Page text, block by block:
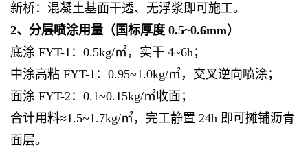
新桥：混凝土基面干透、无浮浆即可施工。
2、分层喷涂用量（国标厚度 0.5~0.6mm）
底涂 FYT-1：0.5kg/㎡，实干 4~6h；
中涂高粘 FYT-1：0.95~1.0kg/㎡，交叉逆向喷涂；
面涂 FYT-2：0.1~0.15kg/㎡收面；
合计用料≈1.5~1.7kg/㎡，完工静置 24h 即可摊铺沥青
面层。